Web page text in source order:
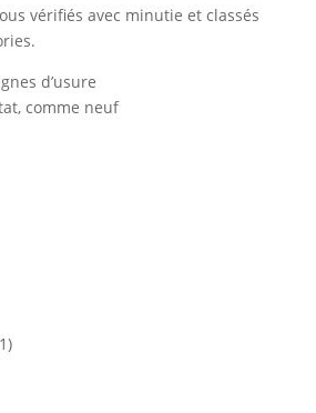
vérifiés avec minutie et classés
d’usure
comme neuf
1